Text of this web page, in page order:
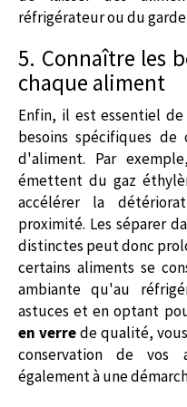
réfrigérateur ou du
5. Connaître les
chaque aliment
Enfin, il est essentiel
besoins spécifiques
d'aliment. Par
émettent du gaz
accélérer la
proximité. Les séparer
distinctes peut donc
certains aliments se
ambiante qu'au
astuces et en optant
en verrede qualité,
conservation de vos
également à une